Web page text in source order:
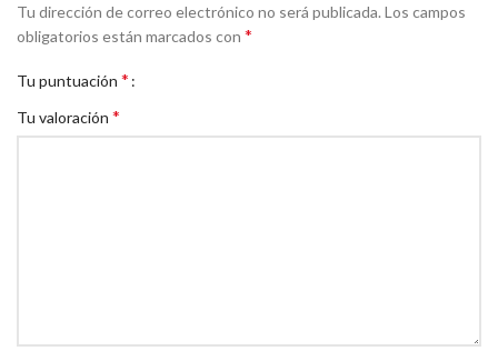
Tu dirección de correo electrónico no será publicada. Los campos
obligatorios están marcados con *
Tu puntuación *
Tu valoración *